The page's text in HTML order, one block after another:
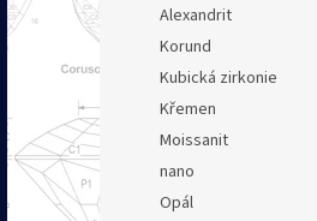
p
a
e
l
Alexandrit
Korund
Kubická zirkonie
Křemen
Moissanit
nano
Opál